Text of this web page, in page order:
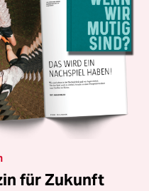
für Zukunft